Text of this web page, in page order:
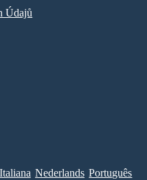
Údajů
Italiana Nederlands Português